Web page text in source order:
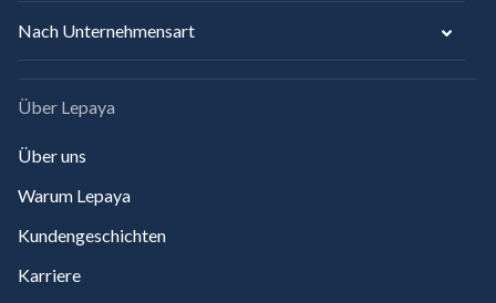
Nach Unternehmensart
Über Lepaya
Über uns
Warum Lepaya
Kundengeschichten
Karriere